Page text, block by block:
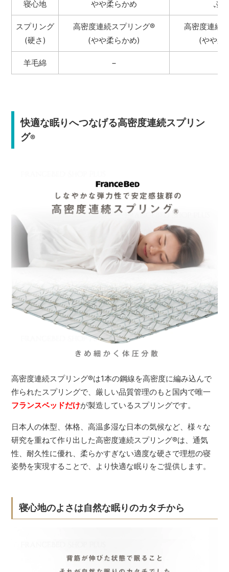
寝心地 やや柔らかめ ふ
スプリング
(硬さ)
高密度連続スプリング®
(やや柔らかめ)
高密度連続
(やや柔
羊毛綿 −
快適な眠りへつなげる高密度連続スプリン
グ®
高密度連続スプリング®は1本の鋼線を高密度に編み込んで
作られたスプリングで、厳しい品質管理のもと国内で唯一
フランスベッドだけが製造しているスプリングです。
日本人の体型、体格、高温多湿な日本の気候など、様々な
研究を重ねて作り出した高密度連続スプリング®は、通気
性、耐久性に優れ、柔らかすぎない適度な硬さで理想の寝
姿勢を実現することで、より快適な眠りをご提供します。
寝心地のよさは自然な眠りのカタチから